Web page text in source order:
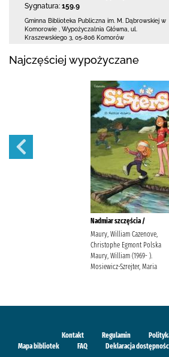
Sygnatura: 159.9
Gminna Biblioteka Publiczna im. M. Dąbrowskiej w
Komorowie
Wypożyczalnia Główna, ul.
Kraszewskiego 3 05-806 Komorów
Najczęściej wypożyczane
Nadmiar szczęścia /
Maury, William Cazenove,
Christophe Egmont Polska
Maury, William (1969- ).
Mosiewicz-Szrejter, Maria
Kontakt Regulamin
Mapa bibliotek
FAQ Deklaracja